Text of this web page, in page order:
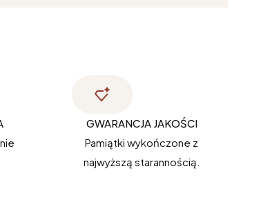
GWARANCJA JAKOŚCI
Pamiątki wykończone z
najwyższą starannością.